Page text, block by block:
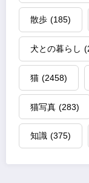
散歩 (185)
犬との暮らし
猫 (2458)
猫写真 (283)
知識 (375)